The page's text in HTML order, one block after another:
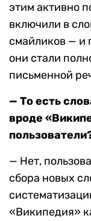
этим активно
включили в
смайликов — и
они стали
письменной
— То есть
вроде
— Нет,
сбора новых
«Википедия»